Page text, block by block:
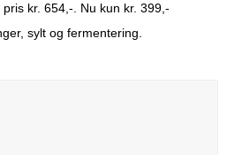
kr. 654,-. Nu kun kr. 399,-
sylt og fermentering.